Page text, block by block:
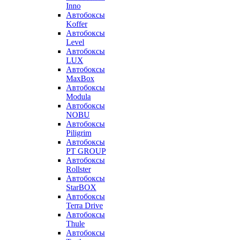
Inno
Автобоксы
Koffer
Автобоксы
Level
Автобоксы
LUX
Автобоксы
MaxBox
Автобоксы
Modula
Автобоксы
NOBU
Автобоксы
Piligrim
Автобоксы
PT GROUP
Автобоксы
Rollster
Автобоксы
StarBOX
Автобоксы
Terra Drive
Автобоксы
Thule
Автобоксы